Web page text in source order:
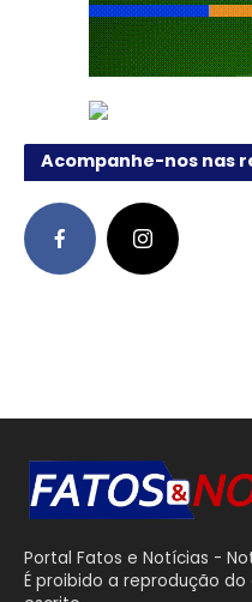
Acompanhe-nos nas
Portal Fatos e Notícias -
É proibido a reprodução